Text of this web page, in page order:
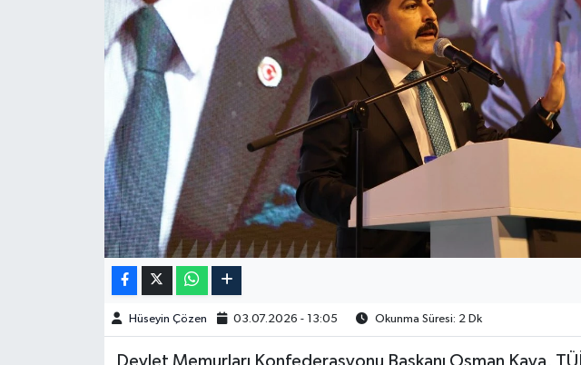
Hüseyin Çözen 03.07.2026 - 13:05 Okunma Süresi: 2 Dk
Burç Yorumları
Hava Durumu
Kim kimdir?
Kültür Sanat